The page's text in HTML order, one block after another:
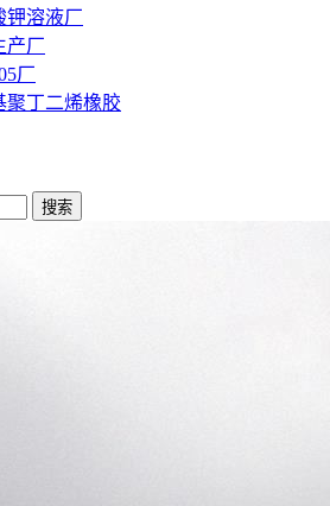
钾溶液厂
产厂
厂
聚丁二烯橡胶